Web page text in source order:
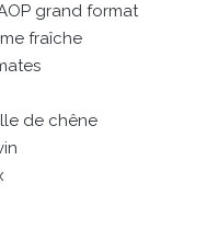
grand format
fraîche
de chêne